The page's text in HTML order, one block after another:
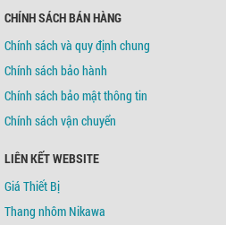
CHÍNH SÁCH BÁN HÀNG
Chính sách và quy định chung
Chính sách bảo hành
Chính sách bảo mật thông tin
Chính sách vận chuyển
LIÊN KẾT WEBSITE
Giá Thiết Bị
Thang nhôm Nikawa